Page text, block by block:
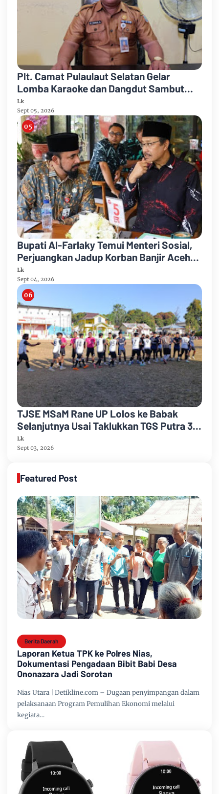
Plt. Camat Pulaulaut Selatan Gelar
Lomba Karaoke dan Dangdut Sambut
HUT ke-81 Proklamasi RI
Lk
Sept 05, 2026
Bupati Al-Farlaky Temui Menteri Sosial,
Perjuangkan Jadup Korban Banjir Aceh
Timur
Lk
Sept 04, 2026
TJSE MSaM Rane UP Lolos ke Babak
Selanjutnya Usai Taklukkan TGS Putra 3-
2 di Merdeka CUP 2026
Lk
Sept 03, 2026
Featured Post
Berita Daerah
Laporan Ketua TPK ke Polres Nias,
Dokumentasi Pengadaan Bibit Babi Desa
Ononazara Jadi Sorotan
Nias Utara | Detikline.com – Dugaan penyimpangan dalam
pelaksanaan Program Pemulihan Ekonomi melalui
kegiata…